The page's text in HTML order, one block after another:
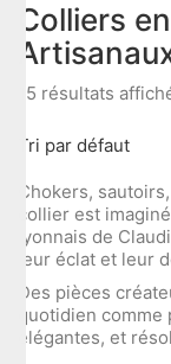
Colliers
15 résultats
Tri par défaut
Chokers,
collier est
lyonnais de
leur éclat et leur
Des pièces
quotidien
élégantes, et